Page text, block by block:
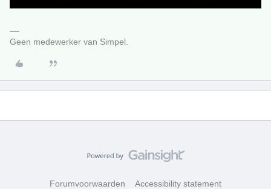
Geen medewerker van Simpel.
Forumvoorwaarden Accessibility statement